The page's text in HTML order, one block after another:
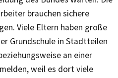
brauchen sichere
Viele Eltern haben große
Grundschule in Stadtteilen
an einer
weil es dort viele